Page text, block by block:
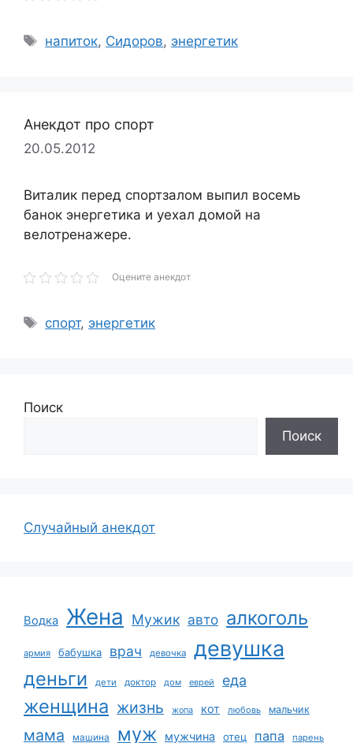
Метки
напиток, Сидоров, энергетик
Анекдот про спорт
20.05.2012
Виталик перед спортзалом выпил восемь
банок энергетика и уехал домой на
велотренажере.
Оцените анекдот
Метки
спорт, энергетик
Поиск
Поиск
Случайный анекдот
Водка Жена Мужик авто алкоголь
армия бабушка врач девочка девушка
деньги дети доктор дом еврей еда
женщина жизнь жопа кот любовь мальчик
мама машина муж мужчина отец папа парень